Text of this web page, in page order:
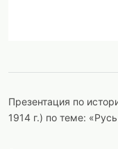
Презентация по
1914 г.) по теме: